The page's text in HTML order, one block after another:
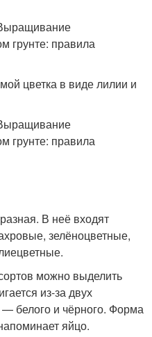
цветка в виде лилии и
В неё входят
зелёноцветные,
можно выделить
из-за двух
— белого и чёрного. Форма
яйцо.